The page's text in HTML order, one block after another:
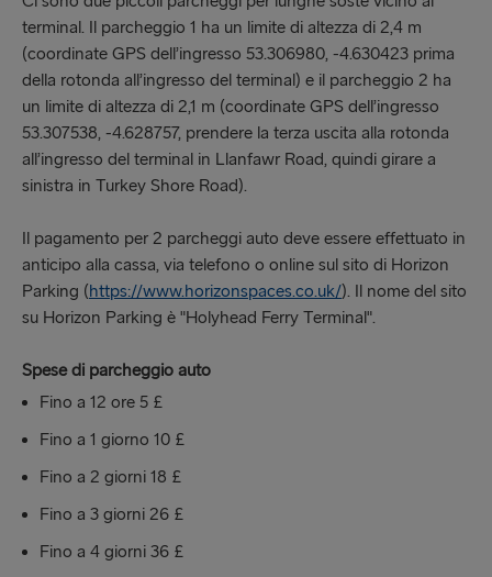
terminal. Il parcheggio 1 ha un limite di altezza di 2,4 m
(coordinate GPS dell’ingresso 53.306980, -4.630423 prima
della rotonda all’ingresso del terminal) e il parcheggio 2 ha
un limite di altezza di 2,1 m (coordinate GPS dell’ingresso
53.307538, -4.628757, prendere la terza uscita alla rotonda
all’ingresso del terminal in Llanfawr Road, quindi girare a
sinistra in Turkey Shore Road).
Il pagamento per 2 parcheggi auto deve essere effettuato in
anticipo alla cassa, via telefono o online sul sito di Horizon
Parking (https://www.horizonspaces.co.uk/). Il nome del sito
su Horizon Parking è "Holyhead Ferry Terminal".
Spese di parcheggio auto
Fino a 12 ore 5 £
Fino a 1 giorno 10 £
Fino a 2 giorni 18 £
Fino a 3 giorni 26 £
Fino a 4 giorni 36 £